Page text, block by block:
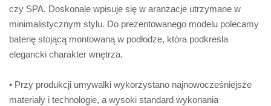
czy SPA. Doskonale wpisuje się w aranżacje utrzymane w
minimalistycznym stylu. Do prezentowanego modelu polecamy
baterię stojącą montowaną w podłodze, która podkreśla
elegancki charakter wnętrza.
• Przy produkcji umywalki wykorzystano najnowocześniejsze
materiały i technologie, a wysoki standard wykonania